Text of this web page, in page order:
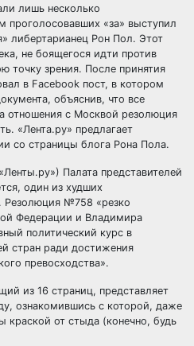
лишь несколько
проголосовавших «за» выступил
либертарианец Рон Пол. Этот
не боящегося идти против
точку зрения. После принятия
в Facebook пост, в котором
объяснив, что все
отношения с Москвой резолюция
«Лента.ру» предлагает
со страницы блога Рона Пола.
Палата представителей
один из худших
Резолюция №758 «резко
Федерации и Владимира
политический курс в
стран ради достижения
превосходства».
из 16 страниц, представляет
ознакомившись с которой, даже
краской от стыда (конечно, будь